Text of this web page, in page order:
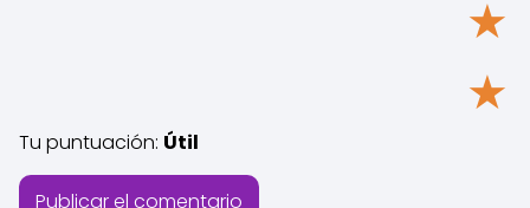
★
★
Tu puntuación: Útil